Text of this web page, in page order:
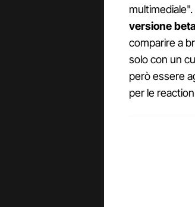
versione
comparire a
solo con un
però essere
per le